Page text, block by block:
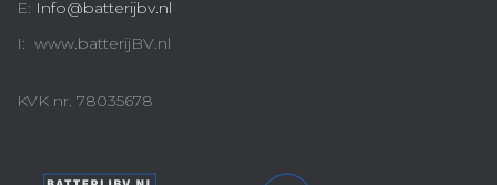
E: Info@batterijbv.nl
I: www.batterijBV.nl
KVK nr. 78035678